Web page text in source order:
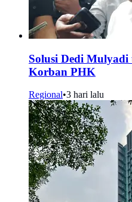
Solusi Dedi
Korban PHK
Regional•3 hari lalu